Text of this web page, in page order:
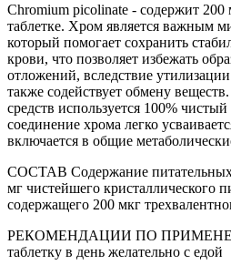
Chromium picolinate - содержит 200
таблетке. Хром является важным
который помогает сохранить
крови, что позволяет избежать
отложений, вследствие
также содействует обмену
средств используется 100%
соединение хрома легко
включается в общие
СОСТАВ Содержание питательных
мг чистейшего кристаллического
содержащего 200 мкг
РЕКОМЕНДАЦИИ ПО
таблетку в день желательно с едой